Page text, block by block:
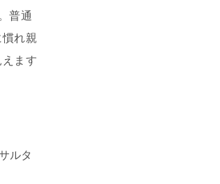
普通
れ親
ます
ルタ